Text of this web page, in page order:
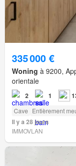
335 000 €
Woning à 9200,
orientale
2 1
Cave Entièrement
Il y a 28 jours
IMMOVLAN